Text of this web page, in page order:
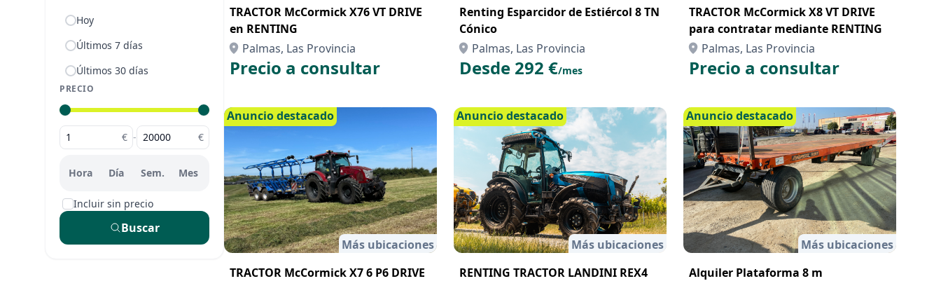
Hoy
Últimos 7 días
Últimos 30 días
PRECIO
€ - €
Hora Día Sem. Mes
Incluir sin precio
Buscar
TRACTOR McCormick X76 VT DRIVE
en RENTING
Palmas, Las Provincia
Precio a consultar
Renting Esparcidor de Estiércol 8 TN
Cónico
Palmas, Las Provincia
Desde 292 €/mes
TRACTOR McCormick X8 VT DRIVE
para contratar mediante RENTING
Palmas, Las Provincia
Precio a consultar
Anuncio destacado
Más ubicaciones
TRACTOR McCormick X7 6 P6 DRIVE
Anuncio destacado
Más ubicaciones
RENTING TRACTOR LANDINI REX4
Anuncio destacado
Más ubicaciones
Alquiler Plataforma 8 m